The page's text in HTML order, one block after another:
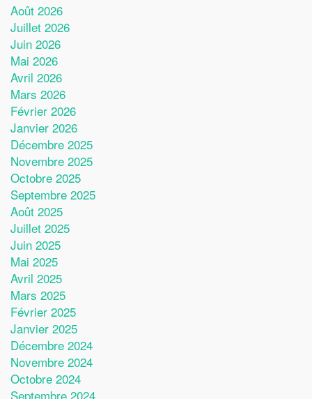
Août 2026
Juillet 2026
Juin 2026
Mai 2026
Avril 2026
Mars 2026
Février 2026
Janvier 2026
Décembre 2025
Novembre 2025
Octobre 2025
Septembre 2025
Août 2025
Juillet 2025
Juin 2025
Mai 2025
Avril 2025
Mars 2025
Février 2025
Janvier 2025
Décembre 2024
Novembre 2024
Octobre 2024
Septembre 2024